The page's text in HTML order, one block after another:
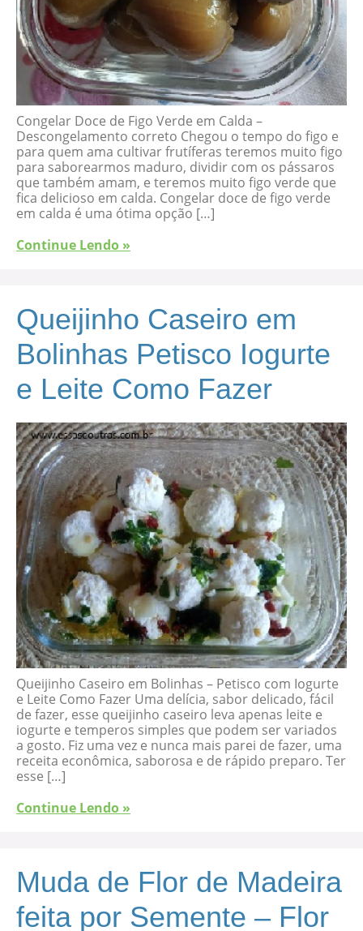
Congelar Doce de Figo Verde em Calda –
Descongelamento correto Chegou o tempo do figo e
para quem ama cultivar frutíferas teremos muito figo
para saborearmos maduro, dividir com os pássaros
que também amam, e teremos muito figo verde que
fica delicioso em calda. Congelar doce de figo verde
em calda é uma ótima opção […]
Continue Lendo »
Queijinho Caseiro em
Bolinhas Petisco Iogurte
e Leite Como Fazer
Queijinho Caseiro em Bolinhas – Petisco com Iogurte
e Leite Como Fazer Uma delícia, sabor delicado, fácil
de fazer, esse queijinho caseiro leva apenas leite e
iogurte e temperos simples que podem ser variados
a gosto. Fiz uma vez e nunca mais parei de fazer, uma
receita econômica, saborosa e de rápido preparo. Ter
esse […]
Continue Lendo »
Muda de Flor de Madeira
feita por Semente – Flor